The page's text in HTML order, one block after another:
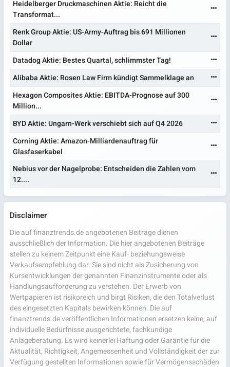
Heidelberger Druckmaschinen Aktie: Reicht die
Transformat...
Renk Group Aktie: US-Army-Auftrag bis 691 Millionen
Dollar
Datadog Aktie: Bestes Quartal, schlimmster Tag!
Alibaba Aktie: Rosen Law Firm kündigt Sammelklage an
Hexagon Composites Aktie: EBITDA-Prognose auf 300
Million...
BYD Aktie: Ungarn-Werk verschiebt sich auf Q4 2026
Corning Aktie: Amazon-Milliardenauftrag für
Glasfaserkabel
Nebius vor der Nagelprobe: Entscheiden die Zahlen vom
12....
Disclaimer
Die auf finanztrends.de angebotenen Beiträge dienen
ausschließlich der Information. Die hier angebotenen Beiträge
stellen zu keinem Zeitpunkt eine Kauf- beziehungsweise
Verkaufsempfehlung dar. Sie sind nicht als Zusicherung von
Kursentwicklungen der genannten Finanzinstrumente oder als
Handlungsaufforderung zu verstehen. Der Erwerb von
Wertpapieren ist risikoreich und birgt Risiken, die den Totalverlust
des eingesetzten Kapitals bewirken können. Die auf
finanztrends.de veröffentlichen Informationen ersetzen keine, auf
individuelle Bedürfnisse ausgerichtete, fachkundige
Anlageberatung. Es wird keinerlei Haftung oder Garantie für die
Aktualität, Richtigkeit, Angemessenheit und Vollständigkeit der zur
Verfügung gestellten Informationen sowie für Vermögensschäden